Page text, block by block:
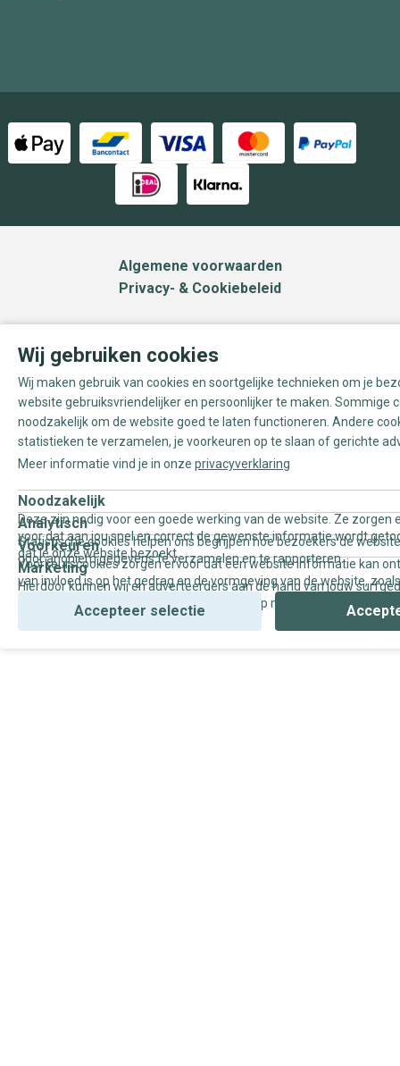
Algemene voorwaarden
Privacy- & Cookiebeleid
Wij gebruiken cookies
Wij maken gebruik van cookies en soortgelijke technieken om je
website gebruiksvriendelijker en persoonlijker te maken. Sommige
noodzakelijk om de website goed te laten functioneren. Andere
statistieken te verzamelen, je voorkeuren op te slaan of gerichte
Meer informatie vind je in onze privacyverklaring
Noodzakelijk
Deze zijn nodig voor een goede werking van de website. Ze zorgen
voor dat aan jou snel en correct de gewenste informatie wordt
dat je onze website bezoekt.
Analytisch
Statistische cookies helpen ons begrijpen hoe bezoekers de
door anoniem gegevens te verzamelen en te rapporteren.
Voorkeuren
Voorkeurscookies zorgen ervoor dat een website informatie kan
van invloed is op het gedrag en de vormgeving van de website,
Marketing
Hierdoor kunnen wij en adverteerders aan de hand van jouw
gepersonaliseerde online advertenties en op maat gemaakte
Accepteer selectie